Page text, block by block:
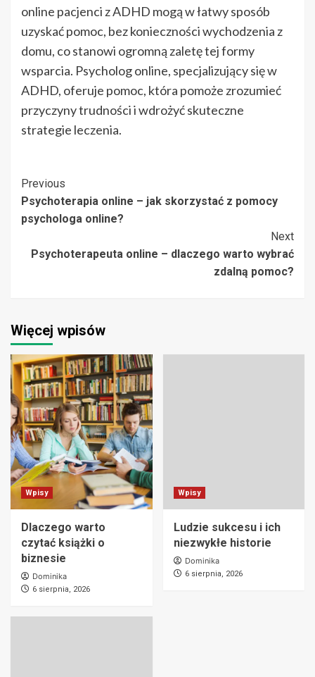
online pacjenci z ADHD mogą w łatwy sposób
uzyskać pomoc, bez konieczności wychodzenia z
domu, co stanowi ogromną zaletę tej formy
wsparcia. Psycholog online, specjalizujący się w
ADHD, oferuje pomoc, która pomoże zrozumieć
przyczyny trudności i wdrożyć skuteczne
strategie leczenia.
Post
Navigation
Previous
Psychoterapia online – jak skorzystać z pomocy
psychologa online?
Next
Psychoterapeuta online – dlaczego warto wybrać
zdalną pomoc?
Więcej wpisów
Wpisy
Dlaczego warto
czytać książki o
biznesie
Dominika
6 sierpnia, 2026
Wpisy
Ludzie sukcesu i ich
niezwykłe historie
Dominika
6 sierpnia, 2026